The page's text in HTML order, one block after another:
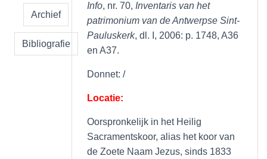
Archief
Bibliografie
Info, nr. 70, Inventaris van het
patrimonium van de Antwerpse Sint-
Pauluskerk, dl. I, 2006: p. 1748, A36
en A37.
Donnet: /
Locatie:
Oorspronkelijk in het Heilig
Sacramentskoor, alias het koor van
de Zoete Naam Jezus, sinds 1833